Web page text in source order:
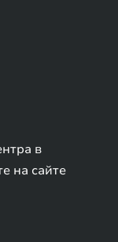
в
на сайте